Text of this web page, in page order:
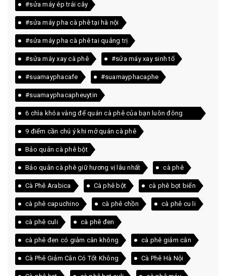
#sửa máy ép trái cây
#sửa máy pha cà phê tại hà nội
#sửa máy pha cà phê tai quảng trị
#sửa máy xay cà phê #sửa máy xay sinh tố
#suamayphacafe #suamayphacaphe
#suamayphacapheuytin
6 chìa khóa vàng để quán cà phê của bạn luôn đông
khách
9 điểm cần chú ý khi mở quán cà phê
Bảo quản cà phê bột
Bảo quản cà phê giữ hương vị lâu nhất cà phê
Cà Phê Arabica Cà phê bột cà phê bọt biển
cà phê capuchino cà phê chồn cà phê cu li
cà phê culi cà phê đen
cà phê đen có giảm cân không cà phê giảm cân
Cà Phê Giảm Cân Có Tốt Không Cà Phê Hà Nội